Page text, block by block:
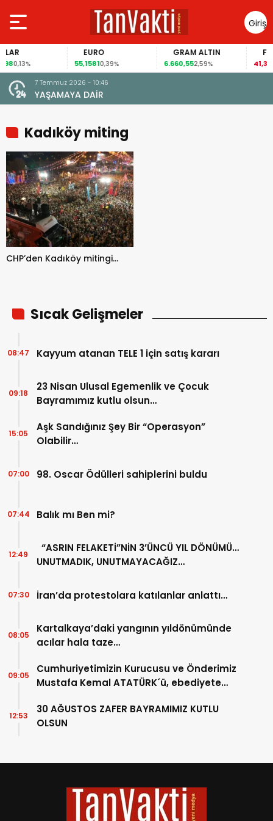
Giriş
Yap
0,13%
EURO
55,15810,39%
GRAM ALTIN
6.660,552,59%
FAİZ
41,30-
7 Temmuz 2026 - 10:46
YAŞAMAYA DAİR
Kadıköy miting
CHP’den Kadıköy mitingi…
Sıcak Gelişmeler
Kayyum atanan TELE 1 için satış kararı
08:47
23 Nisan Ulusal Egemenlik ve Çocuk
Bayramımız kutlu olsun…
09:18
Aşk Sandığınız Şey Bir “Operasyon”
Olabilir…
15:05
98. Oscar Ödülleri sahiplerini buldu
07:00
Balık mı Ben mi?
07:44
“ASRIN FELAKETİ”NİN 3’ÜNCÜ YIL DÖNÜMÜ…
UNUTMADIK, UNUTMAYACAĞIZ…
12:49
İran’da protestolara katılanlar anlattı…
07:30
Kartalkaya’daki yangının yıldönümünde
acılar hala taze…
08:05
Cumhuriyetimizin Kurucusu ve Önderimiz
Mustafa Kemal ATATÜRK´ü, ebediyete
09:05
30 AĞUSTOS ZAFER BAYRAMIMIZ KUTLU
OLSUN
12:53